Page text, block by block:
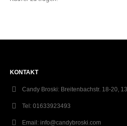
KONTAKT
Candy Broski: Breitenbachstr. 18-20,
Tel: 01633923493
Email: info@candybroski.com